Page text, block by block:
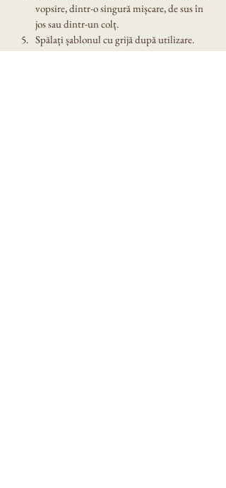
vopsire, dintr-o singură mișcare, de sus în
jos sau dintr-un colț.
Spălați șablonul cu grijă după utilizare.
Nu îl lăsați expus în soare!